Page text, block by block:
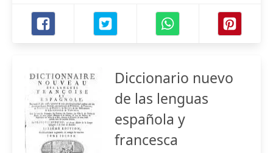
Diccionario nuevo
de las lenguas
española y
francesca